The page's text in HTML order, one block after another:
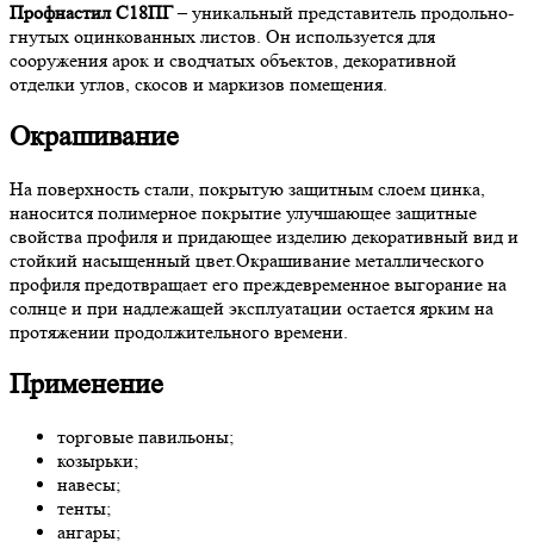
Профнастил С18ПГ– уникальный представитель продольно-
гнутых оцинкованных листов. Он используется для
сооружения арок и сводчатых объектов, декоративной
отделки углов, скосов и маркизов помещения.
Окрашивание
На поверхность стали, покрытую защитным слоем цинка,
наносится полимерное покрытие улучшающее защитные
свойства профиля и придающее изделию декоративный вид и
стойкий насыщенный цвет.Окрашивание металлического
профиля предотвращает его преждевременное выгорание на
солнце и при надлежащей эксплуатации остается ярким на
протяжении продолжительного времени.
Применение
торговые павильоны;
козырьки;
навесы;
тенты;
ангары;